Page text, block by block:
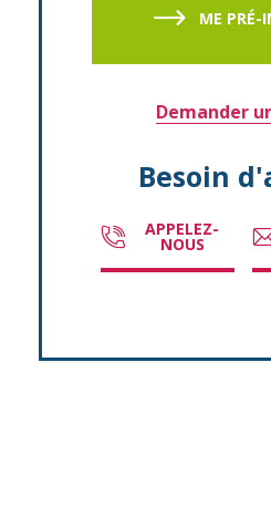
ME PRÉ-
Demander
Besoin
APPELEZ-
NOUS